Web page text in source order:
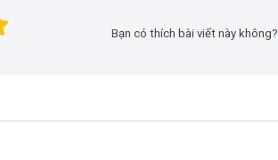
Bạn có thích bài viết này không?